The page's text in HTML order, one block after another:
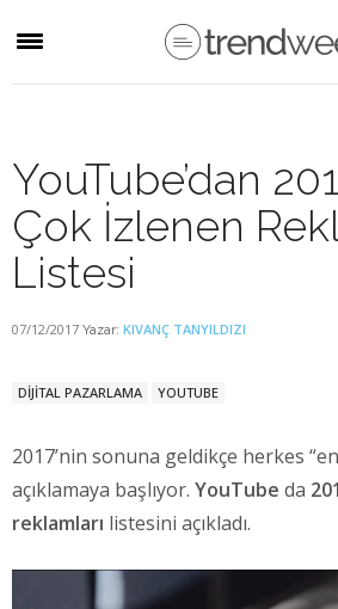
YouTube’dan
Çok İzlenen
Listesi
07/12/2017 Yazar: KIVANÇ TANYILDIZI
DİJİTAL PAZARLAMA YOUTUBE
2017’nin sonuna geldikçe herkes
açıklamaya başlıyor. YouTube da
reklamları listesini açıkladı.